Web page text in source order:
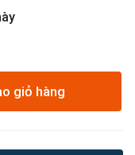
giỏ hàng